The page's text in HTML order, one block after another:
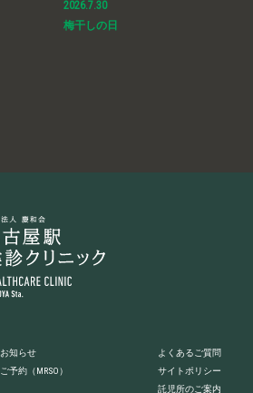
2026.7.30
梅干しの日
お知らせ
ご予約 （MRSO）
よくあるご質問
サイトポリシー
託児所のご案内